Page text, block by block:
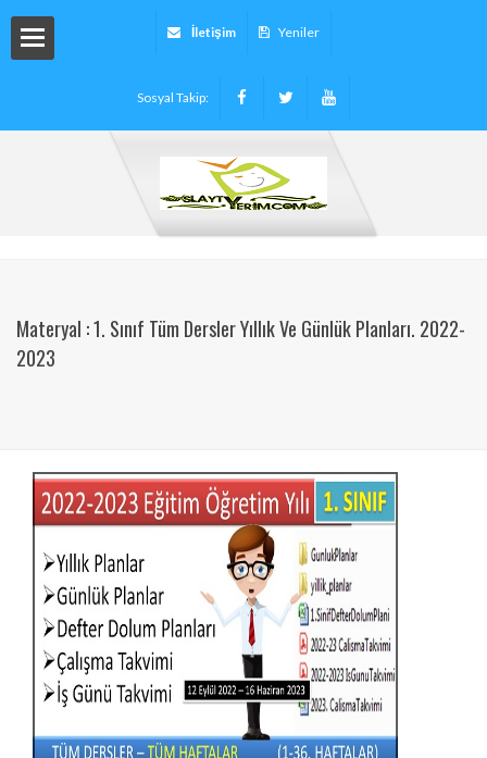
İletişim Yeniler
Sosyal Takip:
Materyal : 1. Sınıf Tüm Dersler Yıllık Ve Günlük Planları. 2022-
2023